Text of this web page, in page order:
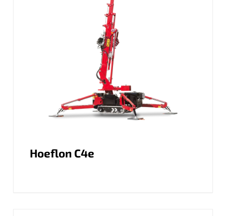
Hoeflon C4e